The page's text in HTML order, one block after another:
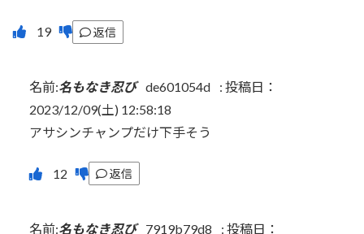
返信
名前:名もなき忍び de601054d : 投稿日：
2023/12/09(土) 12:58:18
アサシンチャンプだけ下手そう
返信
名前:名もなき忍び 7919b79d8 : 投稿日：